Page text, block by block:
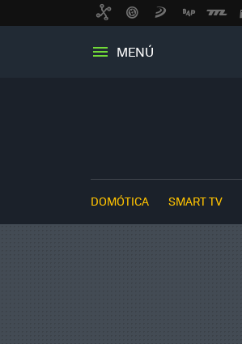
MENÚ
DOMÓTICA SMART TV